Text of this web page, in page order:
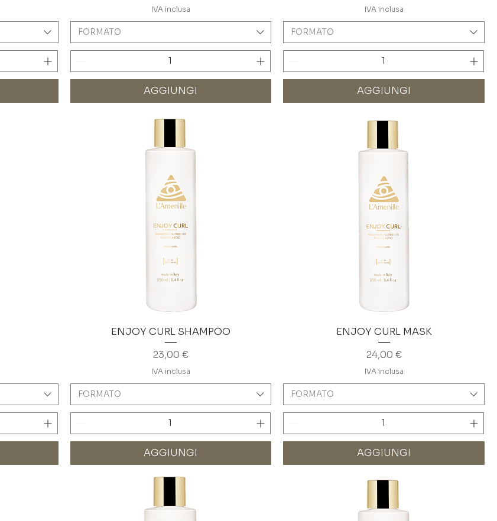
IVA inclusa
FORMATO
AGGIUNGI
IVA inclusa
FORMATO
AGGIUNGI
ENJOY CURL SHAMPOO
Prezzo
23,00 €
IVA inclusa
FORMATO
AGGIUNGI
ENJOY CURL MASK
Prezzo
24,00 €
IVA inclusa
FORMATO
AGGIUNGI